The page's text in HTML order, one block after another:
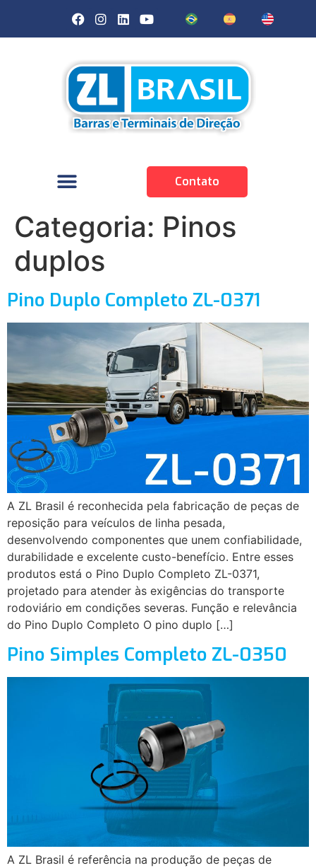
Contato
Categoria: Pinos
duplos
Pino Duplo Completo ZL-0371
A ZL Brasil é reconhecida pela fabricação de peças de
reposição para veículos de linha pesada,
desenvolvendo componentes que unem confiabilidade,
durabilidade e excelente custo-benefício. Entre esses
produtos está o Pino Duplo Completo ZL-0371,
projetado para atender às exigências do transporte
rodoviário em condições severas. Função e relevância
do Pino Duplo Completo O pino duplo […]
Pino Simples Completo ZL-0350
A ZL Brasil é referência na produção de peças de